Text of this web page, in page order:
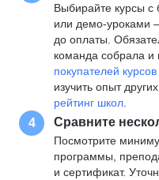
Выбирайте курсы
или демо-уроками
до оплаты.
команда собрала и
покупателей курсов
изучить опыт
рейтинг школ
4 Сравните
Посмотрите
программы,
и сертификат.